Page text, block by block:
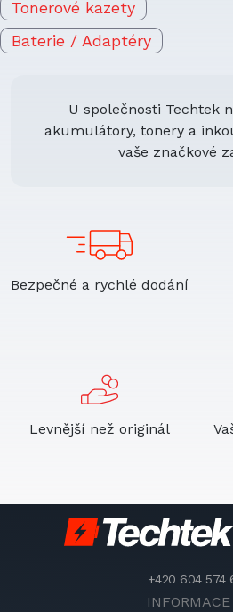
Tonerové kazety
Baterie / Adaptéry
U společnosti Techtek
akumulátory, tonery a
vaše značkové
Bezpečné a rychlé dodání
Levnější než originál
+420 604 574
INFORMACE